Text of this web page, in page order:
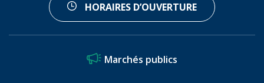
HORAIRES D’OUVERTURE
Marchés publics